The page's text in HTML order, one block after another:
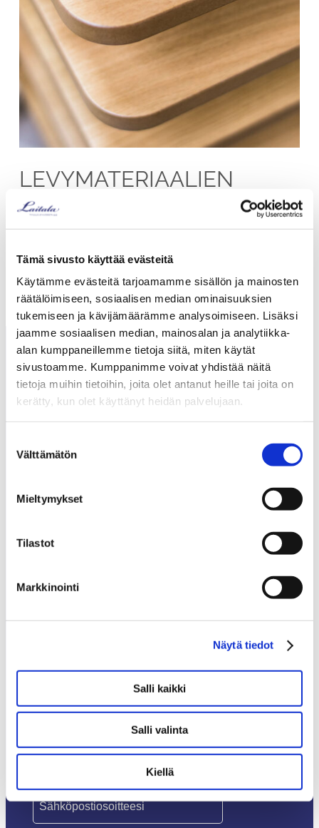
Tämä sivusto käyttää evästeitä
Käytämme evästeitä tarjoamamme sisällön ja mainosten
räätälöimiseen, sosiaalisen median ominaisuuksien
tukemiseen ja kävijämäärämme analysoimiseen. Lisäksi
jaamme sosiaalisen median, mainosalan ja analytiikka-
alan kumppaneillemme tietoja siitä, miten käytät
sivustoamme. Kumppanimme voivat yhdistää näitä
tietoja muihin tietoihin, joita olet antanut heille tai joita on
kerätty, kun olet käyttänyt heidän palvelujaan.
Katso lisätietoja käyttämistämme evästeistä
valinta
Välttämätön
Mieltymykset
Tilastot
Markkinointi
Näytä tiedot
Salli kaikki
Salli valinta
Kiellä
LEVYMATERIAALIEN
TYÖSTÖ
Valmistamme massiivipuutuotteiden ohella tuotteita myös
erilaisista puupohjaisista levymateriaaleista.
hkt.laitala@laitala.com
Toimitusehdot
Huonekalutehdas Laitala Oy
Y-tunnus: 0198084–8
Tilaa uutiskirje
Varmista, ettet jää paitsi ajankohtaisista kampanjoista,
tarjouksista tai uutuuksista – Tilaa uutiskirje!
Uutiskirjeen tilaajana saat -10 % alekoodin.
Nimi*